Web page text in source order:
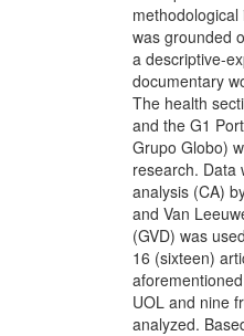
was grounded
a descriptive-
documentary
The health
and the G1
Grupo Globo)
research. Data
analysis (CA)
and Van
(GVD) was
16 (sixteen)
UOL and nine
analyzed.